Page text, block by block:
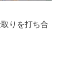
りを打ち合